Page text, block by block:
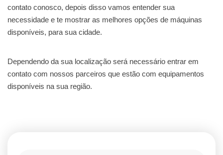
contato conosco, depois disso vamos entender sua
necessidade e te mostrar as melhores opções de máquinas
disponíveis, para sua cidade.
Dependendo da sua localização será necessário entrar em
contato com nossos parceiros que estão com equipamentos
disponíveis na sua região.